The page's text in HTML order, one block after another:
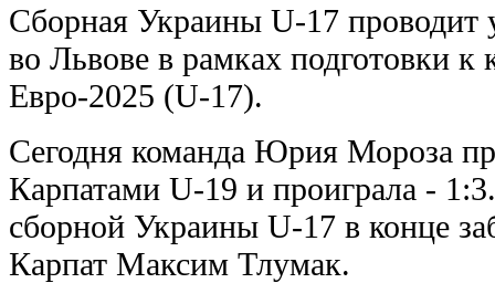
Сборная Украины U-17 проводит
во Львове в рамках подготовки к
Евро-2025 (U-17).
Сегодня команда Юрия Мороза
Карпатами U-19 и проиграла -
сборной Украины U-17 в конце
Карпат Максим Тлумак.